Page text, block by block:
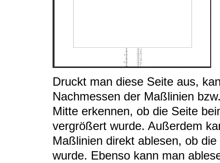
Druckt man diese Seite aus,
Nachmessen der Maßlinien
Mitte erkennen, ob die Seite
vergrößert wurde. Außerdem
Maßlinien direkt ablesen, ob
wurde. Ebenso kann man